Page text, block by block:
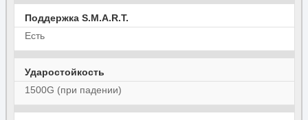
Поддержка S.M.A.R.T.
Есть
Ударостойкость
1500G (при падении)